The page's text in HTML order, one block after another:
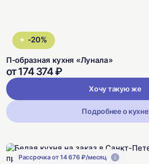
-20%
П-образная кухня «Лунала»
от 174 374 ₽
Хочу такую же
Подробнее о кухне
Рассрочка от 14 676 ₽/месяц